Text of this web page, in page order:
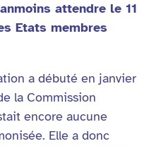
attendre le 11
Etats membres
a débuté en janvier
la Commission
encore aucune
Elle a donc